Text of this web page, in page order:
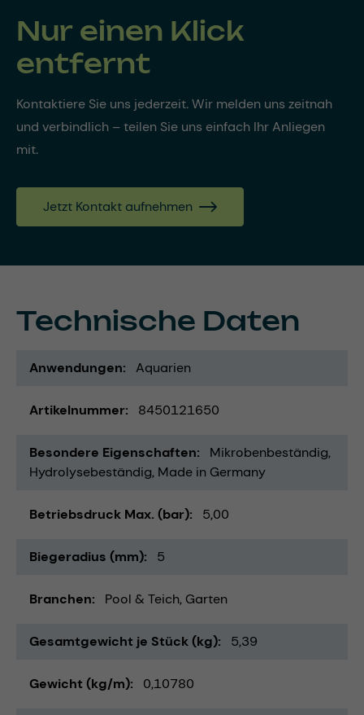
Nur einen Klick
entfernt
Kontaktiere Sie uns jederzeit. Wir melden uns zeitnah
und verbindlich – teilen Sie uns einfach Ihr Anliegen
mit.
Jetzt Kontakt aufnehmen
Technische Daten
Anwendungen Aquarien
Artikelnummer 8450121650
Besondere Eigenschaften
Mikrobenbeständig
Hydrolysebeständig Made in Germany
Betriebsdruck Max. (bar) 5,00
Biegeradius (mm) 5
Branchen Pool & Teich Garten
Gesamtgewicht je Stück (kg) 5,39
Gewicht (kg/m) 0,10780